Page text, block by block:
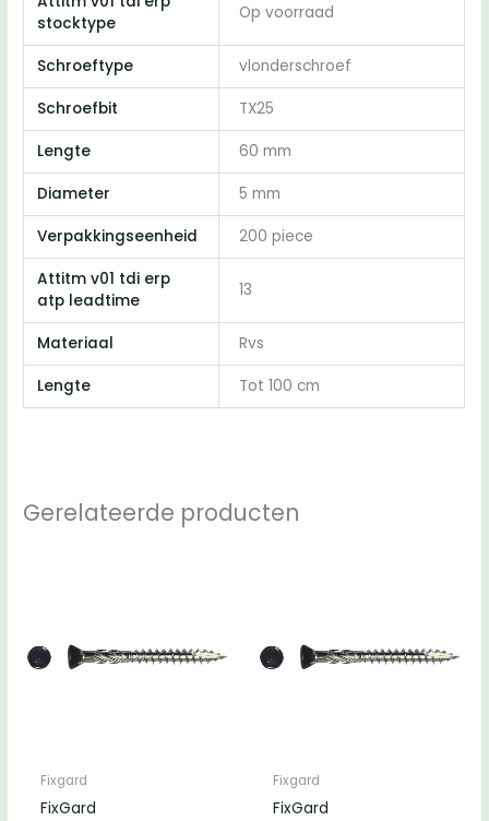
stocktype
Op voorraad
Schroeftype vlonderschroef
Schroefbit TX25
Lengte 60 mm
Diameter 5 mm
Verpakkingseenheid 200 piece
Attitm v01 tdi erp
atp leadtime
13
Materiaal Rvs
Lengte Tot 100 cm
Gerelateerde producten
Fixgard
FixGard
Fixgard
FixGard